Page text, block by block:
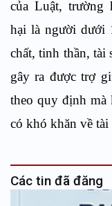
của Luật, trường
hại là người dưới
chất, tinh thần, tài
gây ra được trợ
theo quy định mà
có khó khăn về
Các tin đã đăng